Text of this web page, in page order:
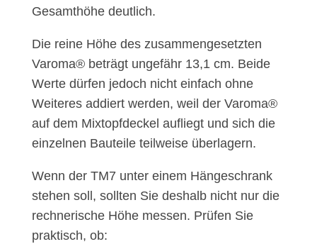
Gesamthöhe deutlich.
Die reine Höhe des zusammengesetzten
Varoma® beträgt ungefähr 13,1 cm. Beide
Werte dürfen jedoch nicht einfach ohne
Weiteres addiert werden, weil der Varoma®
auf dem Mixtopfdeckel aufliegt und sich die
einzelnen Bauteile teilweise überlagern.
Wenn der TM7 unter einem Hängeschrank
stehen soll, sollten Sie deshalb nicht nur die
rechnerische Höhe messen. Prüfen Sie
praktisch, ob: